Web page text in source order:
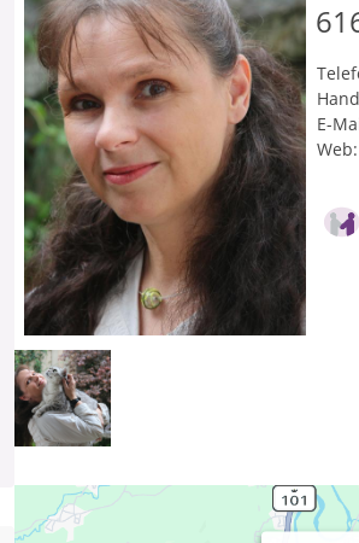
E-
Web: